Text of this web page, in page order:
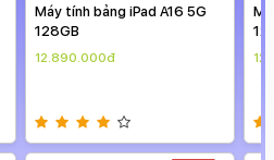
Máy tính bảng iPad A16 5G
128GB
12.890.000đ